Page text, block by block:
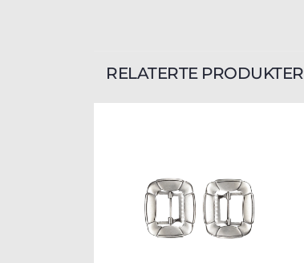
RELATERTE PRODUKTER